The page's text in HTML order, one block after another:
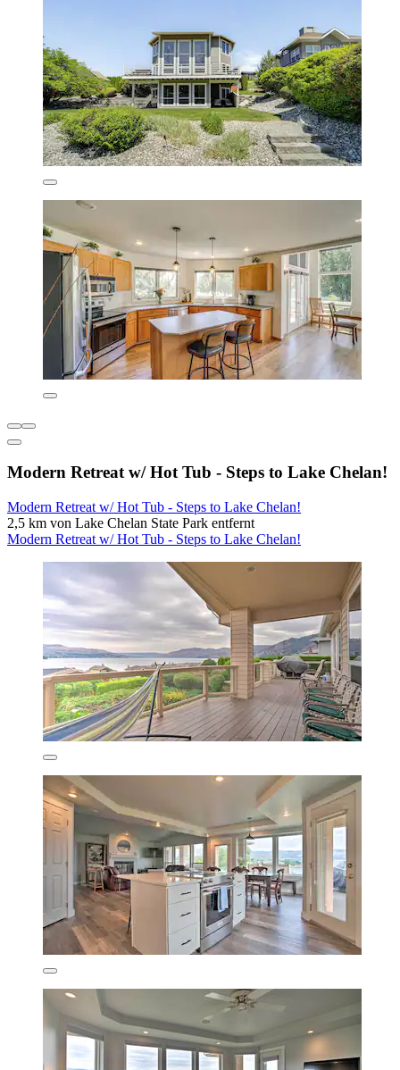
Modern Retreat w/ Hot Tub - Steps to Lake Chelan!
Modern Retreat w/ Hot Tub - Steps to Lake Chelan!
2,5 km von Lake Chelan State Park entfernt
Modern Retreat w/ Hot Tub - Steps to Lake Chelan!